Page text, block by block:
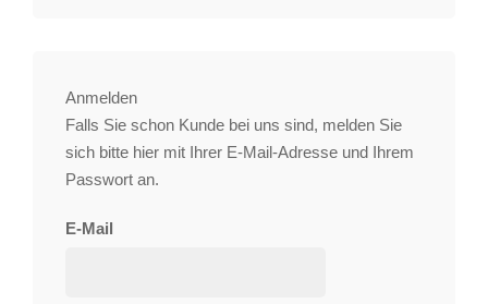
Anmelden
Falls Sie schon Kunde bei uns sind, melden Sie
sich bitte hier mit Ihrer E-Mail-Adresse und Ihrem
Passwort an.
E-Mail